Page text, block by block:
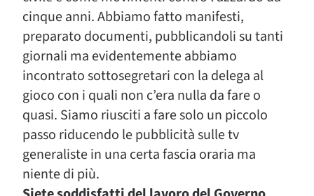
cinque anni. Abbiamo fatto manifesti,
preparato documenti, pubblicandoli su tanti
giornali ma evidentemente abbiamo
incontrato sottosegretari con la delega al
gioco con i quali non c’era nulla da fare o
quasi. Siamo riusciti a fare solo un piccolo
passo riducendo le pubblicità sulle tv
generaliste in una certa fascia oraria ma
niente di più.